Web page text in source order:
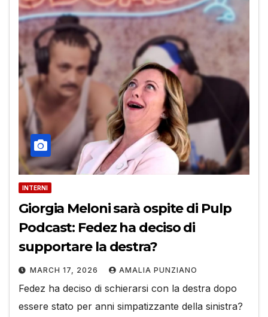
INTERNI
Giorgia Meloni sarà ospite di Pulp
Podcast: Fedez ha deciso di
supportare la destra?
MARCH 17, 2026 AMALIA PUNZIANO
Fedez ha deciso di schierarsi con la destra dopo
essere stato per anni simpatizzante della sinistra?